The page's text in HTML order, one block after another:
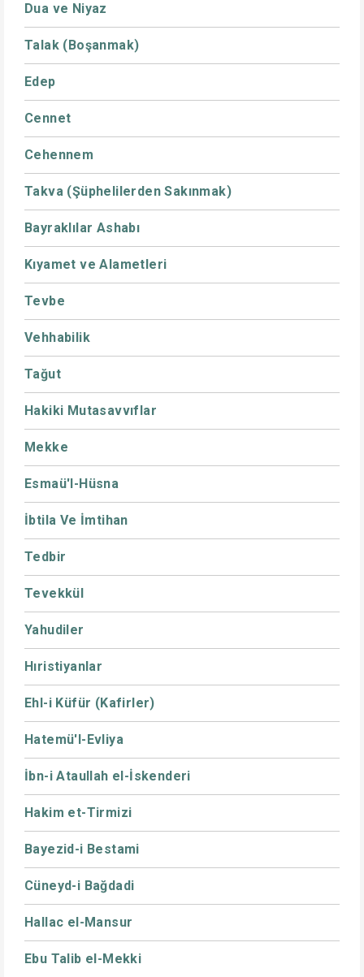
Dua ve Niyaz
Talak (Boşanmak)
Edep
Cennet
Cehennem
Takva (Şüphelilerden Sakınmak)
Bayraklılar Ashabı
Kıyamet ve Alametleri
Tevbe
Vehhabilik
Tağut
Hakiki Mutasavvıflar
Mekke
Esmaü'l-Hüsna
İbtila Ve İmtihan
Tedbir
Tevekkül
Yahudiler
Hıristiyanlar
Ehl-i Küfür (Kafirler)
Hatemü'l-Evliya
İbn-i Ataullah el-İskenderi
Hakim et-Tirmizi
Bayezid-i Bestami
Cüneyd-i Bağdadi
Hallac el-Mansur
Ebu Talib el-Mekki